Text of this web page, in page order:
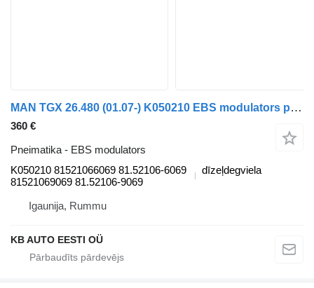
MAN TGX 26.480 (01.07-) K050210 EBS modulators paredzēts MAN TGL, TGM, TGS, TGX (2005-2021) kravas automašīnas
360 €
Pneimatika - EBS modulators
K050210 81521066069 81.52106-6069
81521069069 81.52106-9069
dīzeļdegviela
Igaunija, Rummu
KB AUTO EESTI OÜ